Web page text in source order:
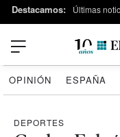
Destacamos: Últimas
OPINIÓN ESPAÑA
DEPORTES